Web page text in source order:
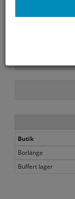
Butik
Borlänge
Buffert lager